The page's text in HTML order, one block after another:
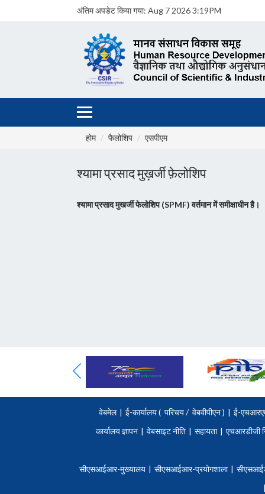
अंतिम अपडेट किया गया: Aug 7 2026 3:19PM
होम फैलोशिप एसपीएम
श्यामा प्रसाद मुख़र्जी फ़ेलोशिप
श्यामा प्रसाद मुखर्जी फेलोशिप (SPMF) वर्तमान में समीक्षाधीन है।
वेबमेल | ई-कार्यालय ( परिचय/ वेबवीपीएन ) | ई-
कार्यालय ज्ञापन | वेबसाइट नीति | सहायता | एचआरडीजी
सीएसआईआर-मुख्यालय | सीएसआईआर-प्रयोगशाला |